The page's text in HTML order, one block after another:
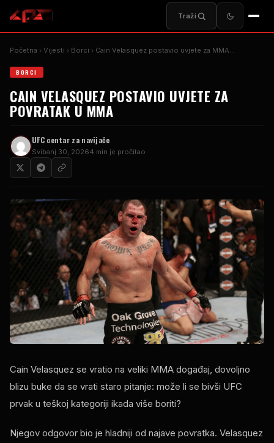
Traži
Početna Vijesti Borci Cain Velasquez postavio uvjete za MMA...
BORCI
CAIN VELASQUEZ POSTAVIO UVJETE ZA
POVRATAK U MMA
UFC centar za navijače
Svibanj 30, 20264 min je pročitao
Cain Velasquez se vratio na veliki MMA događaj, dovoljno
blizu buke da se vrati staro pitanje: može li se bivši UFC
prvak u teškoj kategoriji ikada više boriti?
Njegov odgovor bio je hladniji od najave povratka. Velasquez